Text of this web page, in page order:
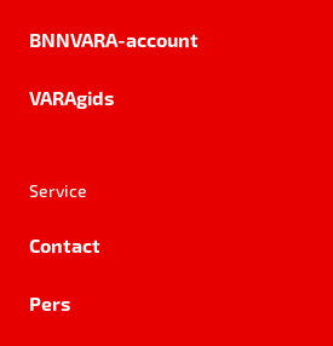
BNNVARA-account
VARAgids
Service
Contact
Pers